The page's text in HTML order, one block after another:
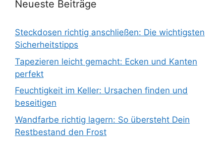
Neueste Beiträge
Steckdosen richtig anschließen: Die wichtigsten
Sicherheitstipps
Tapezieren leicht gemacht: Ecken und Kanten
perfekt
Feuchtigkeit im Keller: Ursachen finden und
beseitigen
Wandfarbe richtig lagern: So übersteht Dein
Restbestand den Frost